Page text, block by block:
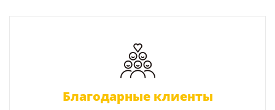
Благодарные клиенты